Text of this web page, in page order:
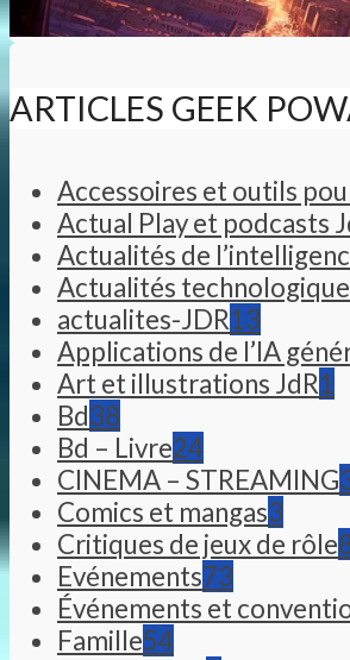
ARTICLES GEEK
Accessoires et outils
Actual Play et podcasts
Actualités de
Actualités
actualites-JDR13
Applications de l’IA
Art et illustrations JdR1
Bd38
Bd – Livre24
CINEMA – STREAMING
Comics et mangas3
Critiques de jeux de rôle
Evénements73
Événements et
Famille54